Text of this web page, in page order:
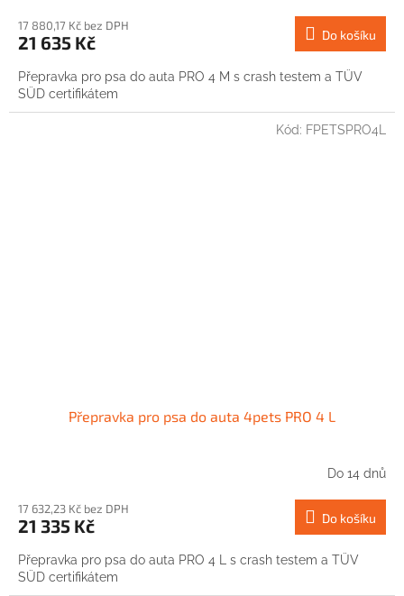
17 880,17 Kč bez DPH
21 635 Kč Do košíku
Přepravka pro psa do auta PRO 4 M s crash testem a TÜV
SÜD certifikátem
Přepravka pro psa do auta 4pets PRO 4 L
Do 14 dnů
17 632,23 Kč bez DPH
21 335 Kč Do košíku
Přepravka pro psa do auta PRO 4 L s crash testem a TÜV
SÜD certifikátem
Kód: FPETSPRO4L